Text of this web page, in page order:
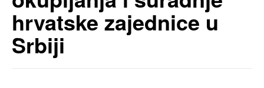
hrvatske zajednice u
Srbiji